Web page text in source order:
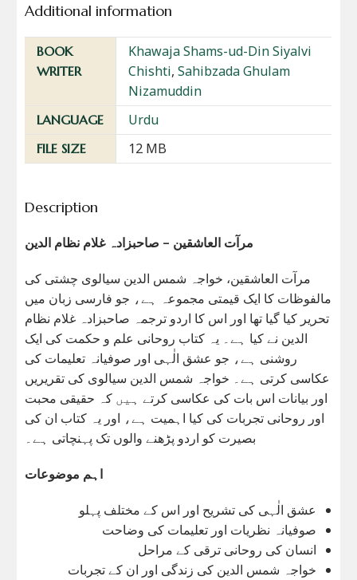
Additional information
BOOK
WRITER
Khawaja Shams-ud-Din Siyalvi
Chishti,Sahibzada Ghulam
Nizamuddin
LANGUAGE Urdu
FILE SIZE 12 MB
Description
مرآت العاشقین – صاحبزادہ غلام نظام الدین
مرآت العاشقین، خواجہ شمس الدین سیالوی چشتی کی
مالفوظات کا ایک قیمتی مجموعہ ہے، جو فارسی زبان میں
تحریر کیا گیا تھا اور اس کا اردو ترجمہ صاحبزادہ غلام نظام
الدین نے کیا ہے۔ یہ کتاب روحانی علم و حکمت کی ایک
روشنی ہے، جو عشق الٰہی اور صوفیانہ تعلیمات کی
عکاسی کرتی ہے۔ خواجہ شمس الدین سیالوی کی تقریریں
اور بیانات اس بات کی عکاسی کرتے ہیں کہ حقیقی محبت
اور روحانی تجربات کی کیا اہمیت ہے، اور یہ کتاب ان کی
بصیرت کو اردو پڑھنے والوں تک پہنچاتی ہے۔
اہم موضوعات
عشق الٰہی کی تشریح اور اس کے مختلف پہلو
صوفیانہ نظریات اور تعلیمات کی وضاحت
انسان کی روحانی ترقی کے مراحل
خواجہ شمس الدین کی زندگی اور ان کے تجربات